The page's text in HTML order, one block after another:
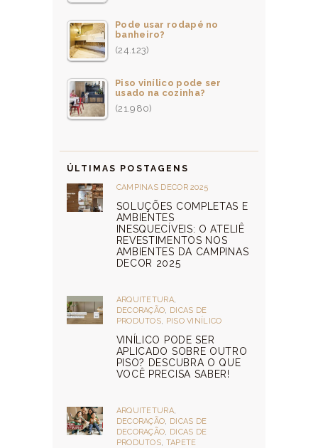
Pode usar rodapé no
banheiro?
(24.123)
Piso vinílico pode ser
usado na cozinha?
(21.980)
ÚLTIMAS POSTAGENS
CAMPINAS DECOR 2025
SOLUÇÕES COMPLETAS E
AMBIENTES
INESQUECÍVEIS: O ATELIÊ
REVESTIMENTOS NOS
AMBIENTES DA CAMPINAS
DECOR 2025
ARQUITETURA,
DECORAÇÃO, DICAS DE
PRODUTOS, PISO VINÍLICO
VINÍLICO PODE SER
APLICADO SOBRE OUTRO
PISO? DESCUBRA O QUE
VOCÊ PRECISA SABER!
ARQUITETURA,
DECORAÇÃO, DICAS DE
DECORAÇÃO, DICAS DE
PRODUTOS, TAPETE